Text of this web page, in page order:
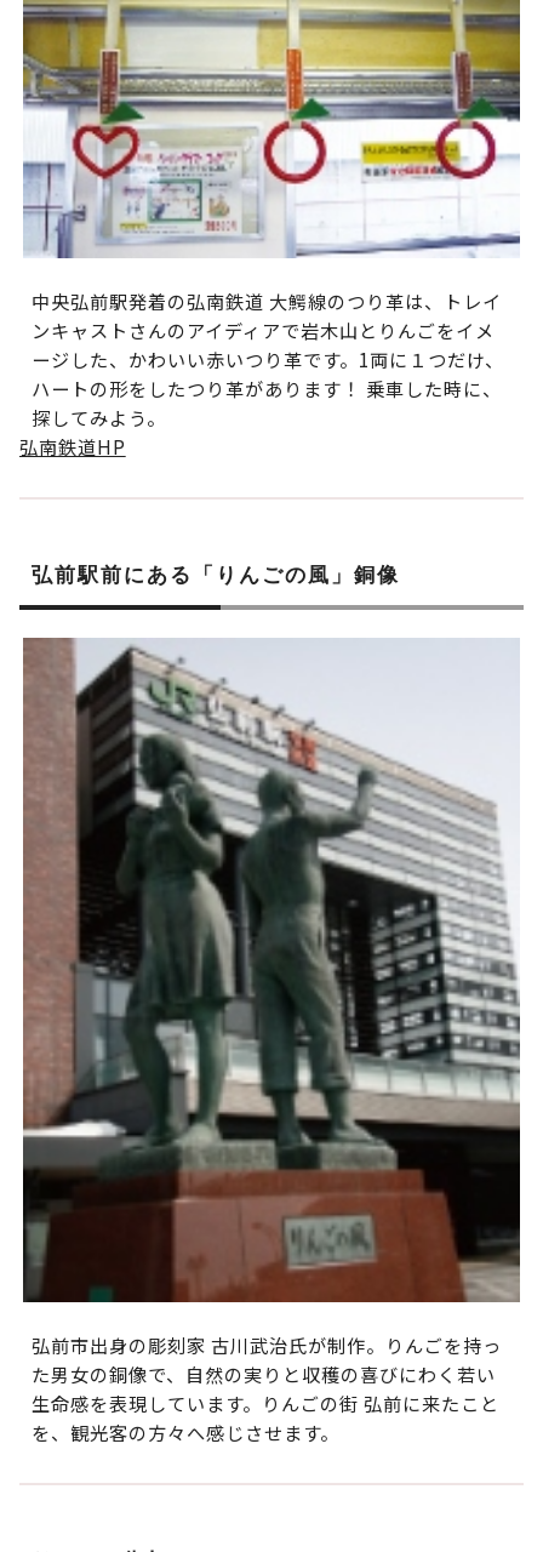
中央弘前駅発着の弘南鉄道 大鰐線のつり革は、トレイ
ンキャストさんのアイディアで岩木山とりんごをイメ
ージした、かわいい赤いつり革です。1両に１つだけ、
ハートの形をしたつり革があります！ 乗車した時に、
探してみよう。
弘南鉄道HP
弘前駅前にある「りんごの風」銅像
弘前市出身の彫刻家 古川武治氏が制作。りんごを持っ
た男女の銅像で、自然の実りと収穫の喜びにわく若い
生命感を表現しています。りんごの街 弘前に来たこと
を、観光客の方々へ感じさせます。